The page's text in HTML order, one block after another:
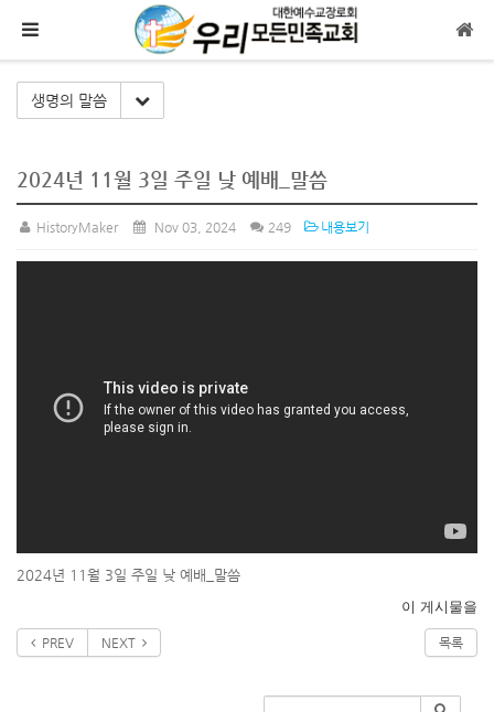
생명의 말씀 Toggle Dropdown
2024년 11월 3일 주일 낮 예배_말씀
HistoryMaker Nov 03, 2024 249 내용보기
2024년 11월 3일 주일 낮 예배_말씀
이 게시물을
PREV NEXT 목록